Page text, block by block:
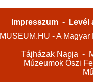
Impresszum -
Levél
MUSEUM.HU - A
Tájházak Napja -
Múzeumok Őszi